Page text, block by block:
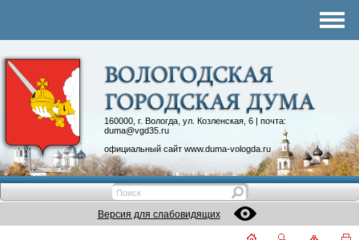
160000, г. Вологда, ул. Козленская, 6 | почта:
duma@vgd35.ru
официальный сайт www.duma-vologda.ru
Контакты
Депутатские объединения
Версия для слабовидящих